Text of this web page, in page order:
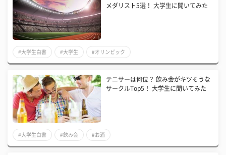
メダリスト5選！ 大学生に聞いてみた
#大学生白書 #大学生 #オリンピック
テニサーは何位？ 飲み会がキツそうな
サークルTop5！ 大学生に聞いてみた
#大学生白書 #飲み会 #お酒